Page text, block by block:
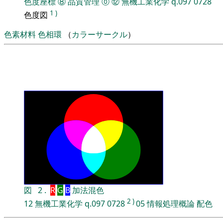
色度図 1 )
色素材料色相環 （カラーサークル）
図 2 . R G B 加法混色
12無機工業化学 q.0970728 2 )05情報処理概論配色